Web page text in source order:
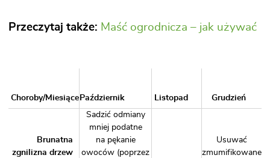
Przeczytaj także: Maść ogrodnicza – jak używać
Choroby/Miesiące Październik Listopad Grudzień
Brunatna
zgnilizna drzew
Sadzić odmiany
mniej podatne
na pękanie
owoców (poprzez
Usuwać
zmumifikowane